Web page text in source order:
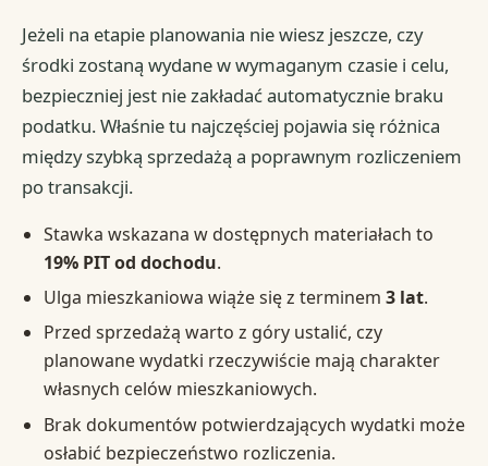
Jeżeli na etapie planowania nie wiesz jeszcze, czy
środki zostaną wydane w wymaganym czasie i celu,
bezpieczniej jest nie zakładać automatycznie braku
podatku. Właśnie tu najczęściej pojawia się różnica
między szybką sprzedażą a poprawnym rozliczeniem
po transakcji.
Stawka wskazana w dostępnych materiałach to
19% PIT od dochodu.
Ulga mieszkaniowa wiąże się z terminem 3 lat.
Przed sprzedażą warto z góry ustalić, czy
planowane wydatki rzeczywiście mają charakter
własnych celów mieszkaniowych.
Brak dokumentów potwierdzających wydatki może
osłabić bezpieczeństwo rozliczenia.